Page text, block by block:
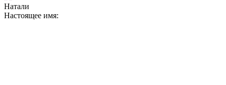
Натали
Настоящее имя: